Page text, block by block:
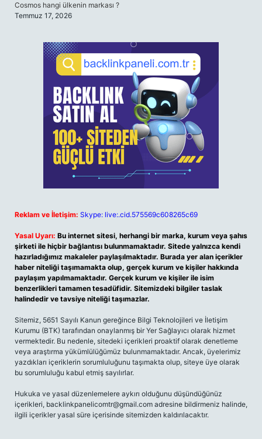
Cosmos hangi ülkenin markası ?
Temmuz 17, 2026
Reklam ve İletişim: Skype: live:.cid.575569c608265c69
Yasal Uyarı: Bu internet sitesi, herhangi bir marka, kurum veya şahıs
şirketi ile hiçbir bağlantısı bulunmamaktadır. Sitede yalnızca kendi
hazırladığımız makaleler paylaşılmaktadır. Burada yer alan içerikler
haber niteliği taşımamakta olup, gerçek kurum ve kişiler hakkında
paylaşım yapılmamaktadır. Gerçek kurum ve kişiler ile isim
benzerlikleri tamamen tesadüfidir. Sitemizdeki bilgiler taslak
halindedir ve tavsiye niteliği taşımazlar.
Sitemiz, 5651 Sayılı Kanun gereğince Bilgi Teknolojileri ve İletişim
Kurumu (BTK) tarafından onaylanmış bir Yer Sağlayıcı olarak hizmet
vermektedir. Bu nedenle, sitedeki içerikleri proaktif olarak denetleme
veya araştırma yükümlülüğümüz bulunmamaktadır. Ancak, üyelerimiz
yazdıkları içeriklerin sorumluluğunu taşımakta olup, siteye üye olarak
bu sorumluluğu kabul etmiş sayılırlar.
Hukuka ve yasal düzenlemelere aykırı olduğunu düşündüğünüz
içerikleri, backlinkpanelicomtr@gmail.com adresine bildirmeniz halinde,
ilgili içerikler yasal süre içerisinde sitemizden kaldırılacaktır.